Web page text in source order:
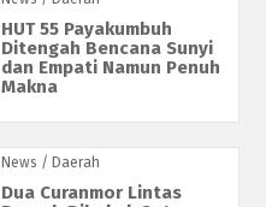
HUT 55 Payakumbuh
Ditengah Bencana Sunyi
dan Empati Namun Penuh
Makna
News / Daerah
Dua Curanmor Lintas